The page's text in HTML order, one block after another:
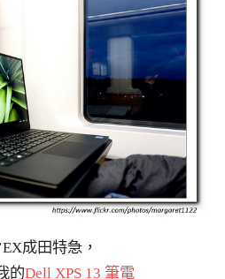
成田特急，
的Dell XPS 13 筆電